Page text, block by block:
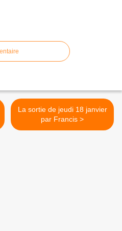
La sortie de jeudi 18 janvier
par Francis >